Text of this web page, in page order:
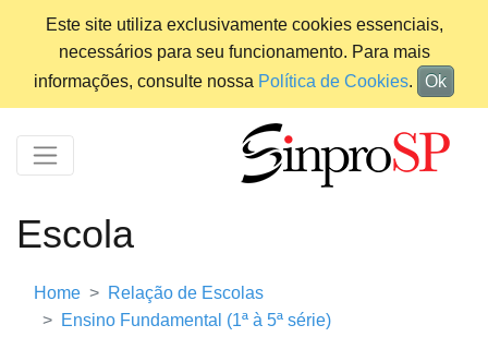
Este site utiliza exclusivamente cookies essenciais,
necessários para seu funcionamento. Para mais
informações, consulte nossa Política de Cookies. Ok
Escola
Home
Relação de Escolas
Ensino Fundamental (1ª à 5ª série)